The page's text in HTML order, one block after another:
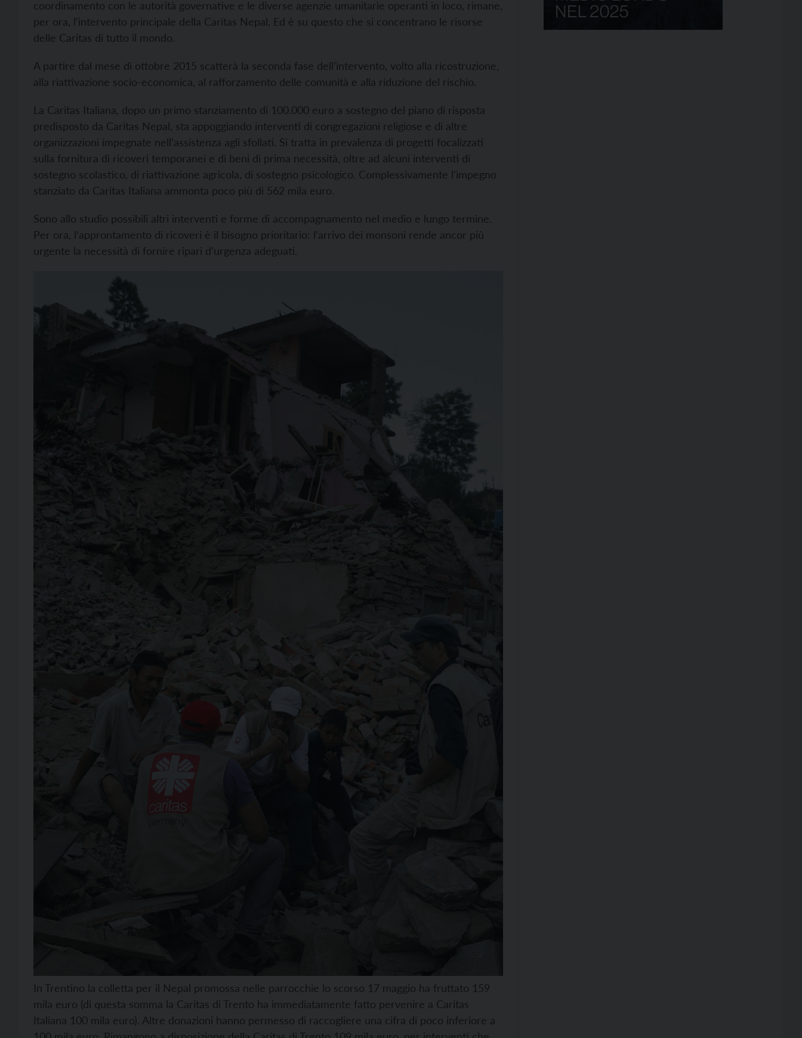
coordinamento con le autorità governative e le diverse agenzie umanitarie operanti in loco, rimane,
per ora, l’intervento principale della Caritas Nepal. Ed è su questo che si concentrano le risorse
delle Caritas di tutto il mondo.
A partire dal mese di ottobre 2015 scatterà la seconda fase dell’intervento, volto alla ricostruzione,
alla riattivazione socio-economica, al rafforzamento delle comunità e alla riduzione del rischio.
La Caritas Italiana, dopo un primo stanziamento di 100.000 euro a sostegno del piano di risposta
predisposto da Caritas Nepal, sta appoggiando interventi di congregazioni religiose e di altre
organizzazioni impegnate nell’assistenza agli sfollati. Si tratta in prevalenza di progetti focalizzati
sulla fornitura di ricoveri temporanei e di beni di prima necessità, oltre ad alcuni interventi di
sostegno scolastico, di riattivazione agricola, di sostegno psicologico. Complessivamente l’impegno
stanziato da Caritas Italiana ammonta poco più di 562 mila euro.
Sono allo studio possibili altri interventi e forme di accompagnamento nel medio e lungo termine.
Per ora, l’approntamento di ricoveri è il bisogno prioritario: l’arrivo dei monsoni rende ancor più
urgente la necessità di fornire ripari d’urgenza adeguati.
In Trentino la colletta per il Nepal promossa nelle parrocchie lo scorso 17 maggio ha fruttato 159
mila euro (di questa somma la Caritas di Trento ha immediatamente fatto pervenire a Caritas
Italiana 100 mila euro). Altre donazioni hanno permesso di raccogliere una cifra di poco inferiore a